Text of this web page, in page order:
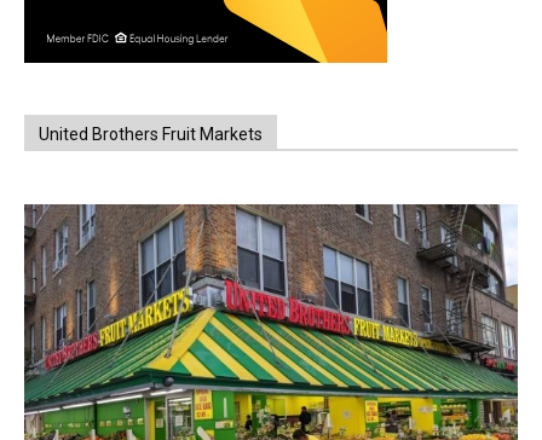
United Brothers Fruit Markets